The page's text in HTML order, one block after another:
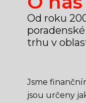
Od roku
trhu v
Jsme
jsou určeny